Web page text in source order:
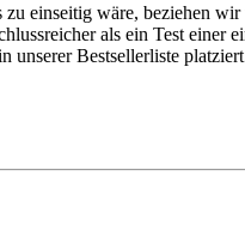
einseitig wäre, beziehen
als ein Test einer
unserer Bestsellerliste